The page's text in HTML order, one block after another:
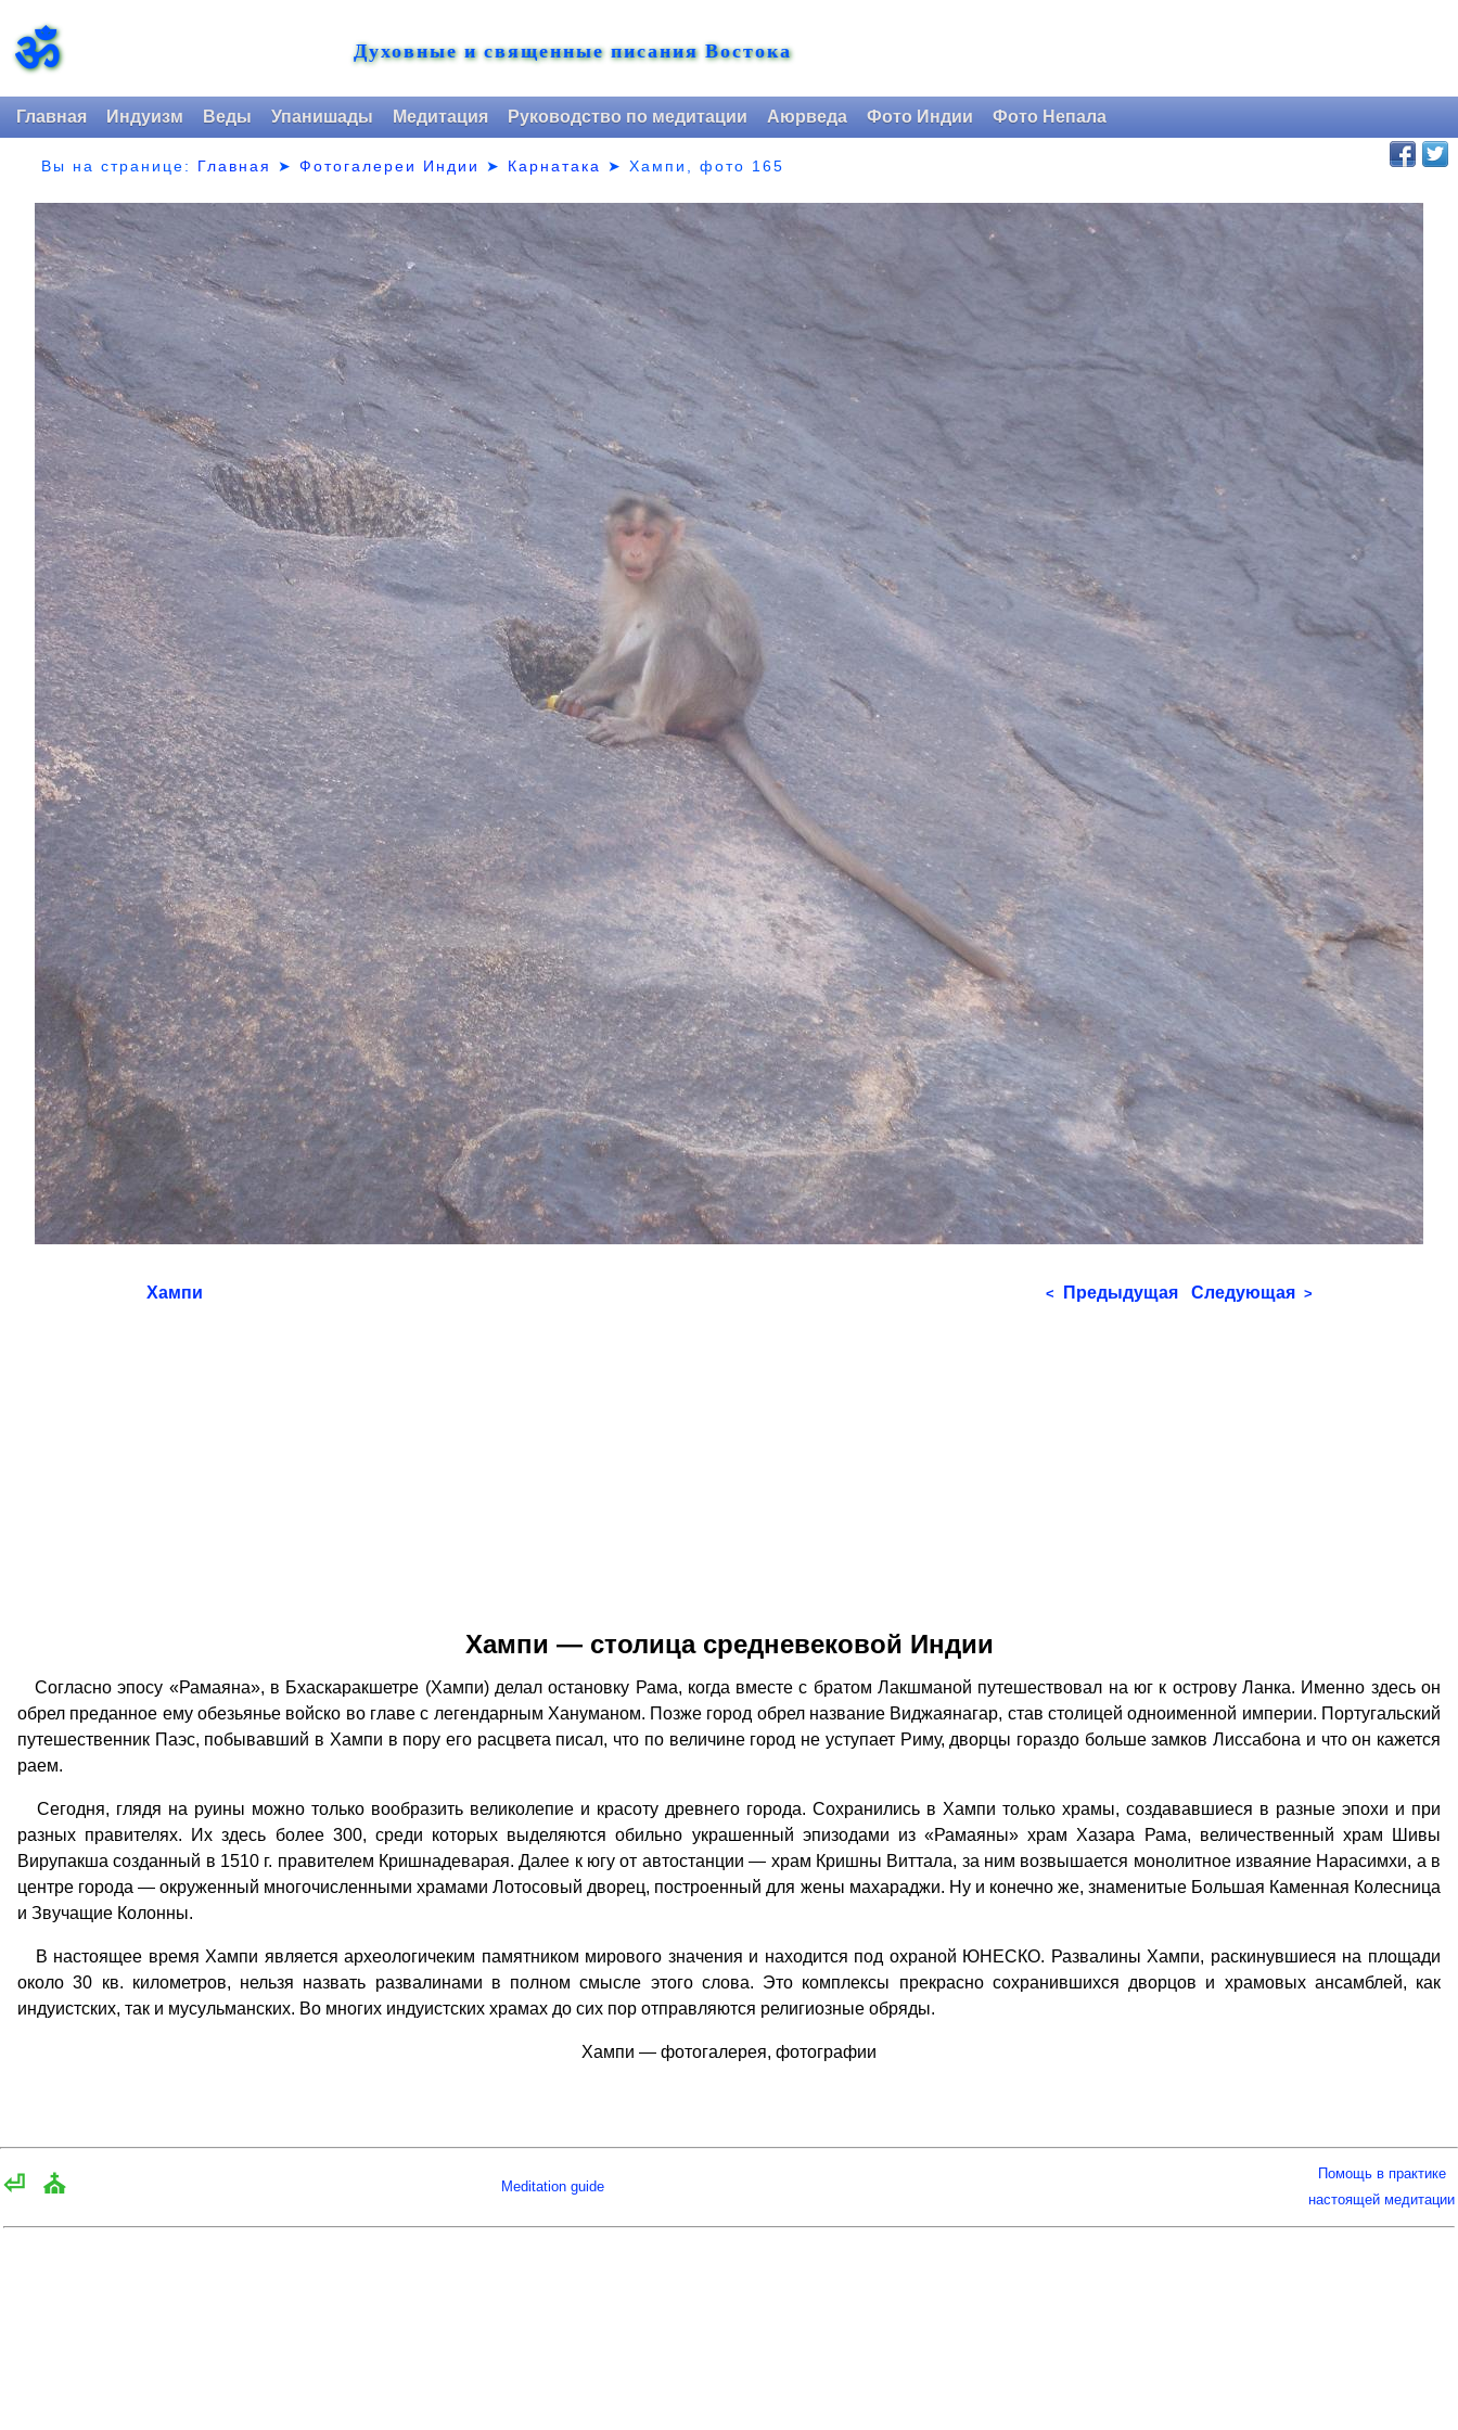
ॐ Духовные и священные писания Востока
Главная Индуизм Веды Упанишады Медитация Руководство по медитации Аюрведа Фото Индии Фото Непала
Вы на странице: Главная ➤Фотогалереи Индии ➤ Карнатака ➤Хампи, фото 165
Хампи < Предыдущая Следующая >
Хампи — столица средневековой Индии
Согласно эпосу «Рамаяна», в Бхаскаракшетре (Хампи) делал остановку Рама, когда вместе с братом Лакшманой путешествовал на юг к острову Ланка. Именно здесь он
обрел преданное ему обезьянье войско во главе с легендарным Хануманом. Позже город обрел название Виджаянагар, став столицей одноименной империи. Португальский
путешественник Паэс, побывавший в Хампи в пору его расцвета писал, что по величине город не уступает Риму, дворцы гораздо больше замков Лиссабона и что он кажется
раем.
Сегодня, глядя на руины можно только вообразить великолепие и красоту древнего города. Сохранились в Хампи только храмы, создававшиеся в разные эпохи и при
разных правителях. Их здесь более 300, среди которых выделяются обильно украшенный эпизодами из «Рамаяны» храм Хазара Рама, величественный храм Шивы
Вирупакша созданный в 1510 г. правителем Кришнадеварая. Далее к югу от автостанции — храм Кришны Виттала, за ним возвышается монолитное изваяние Нарасимхи, а в
центре города — окруженный многочисленными храмами Лотосовый дворец, построенный для жены махараджи. Ну и конечно же, знаменитые Большая Каменная Колесница
и Звучащие Колонны.
В настоящее время Хампи является археологичеким памятником мирового значения и находится под охраной ЮНЕСКО. Развалины Хампи, раскинувшиеся на площади
около 30 кв. километров, нельзя назвать развалинами в полном смысле этого слова. Это комплексы прекрасно сохранившихся дворцов и храмовых ансамблей, как
индуистских, так и мусульманских. Во многих индуистских храмах до сих пор отправляются религиозные обряды.
Хампи — фотогалерея, фотографии
⏎ ⛪ Meditation guide
Помощь в практике
настоящей медитации